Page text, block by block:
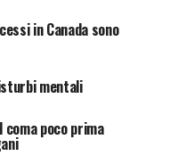
in Canada sono
mentali
poco prima